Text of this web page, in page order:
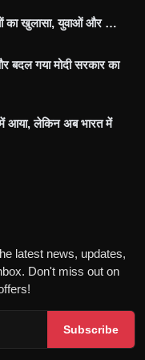
का खुलासा, युवाओं और …
बदल गया मोदी सरकार का
में आया, लेकिन अब भारत में
latest news, updates,
Don't miss out on
Subscribe